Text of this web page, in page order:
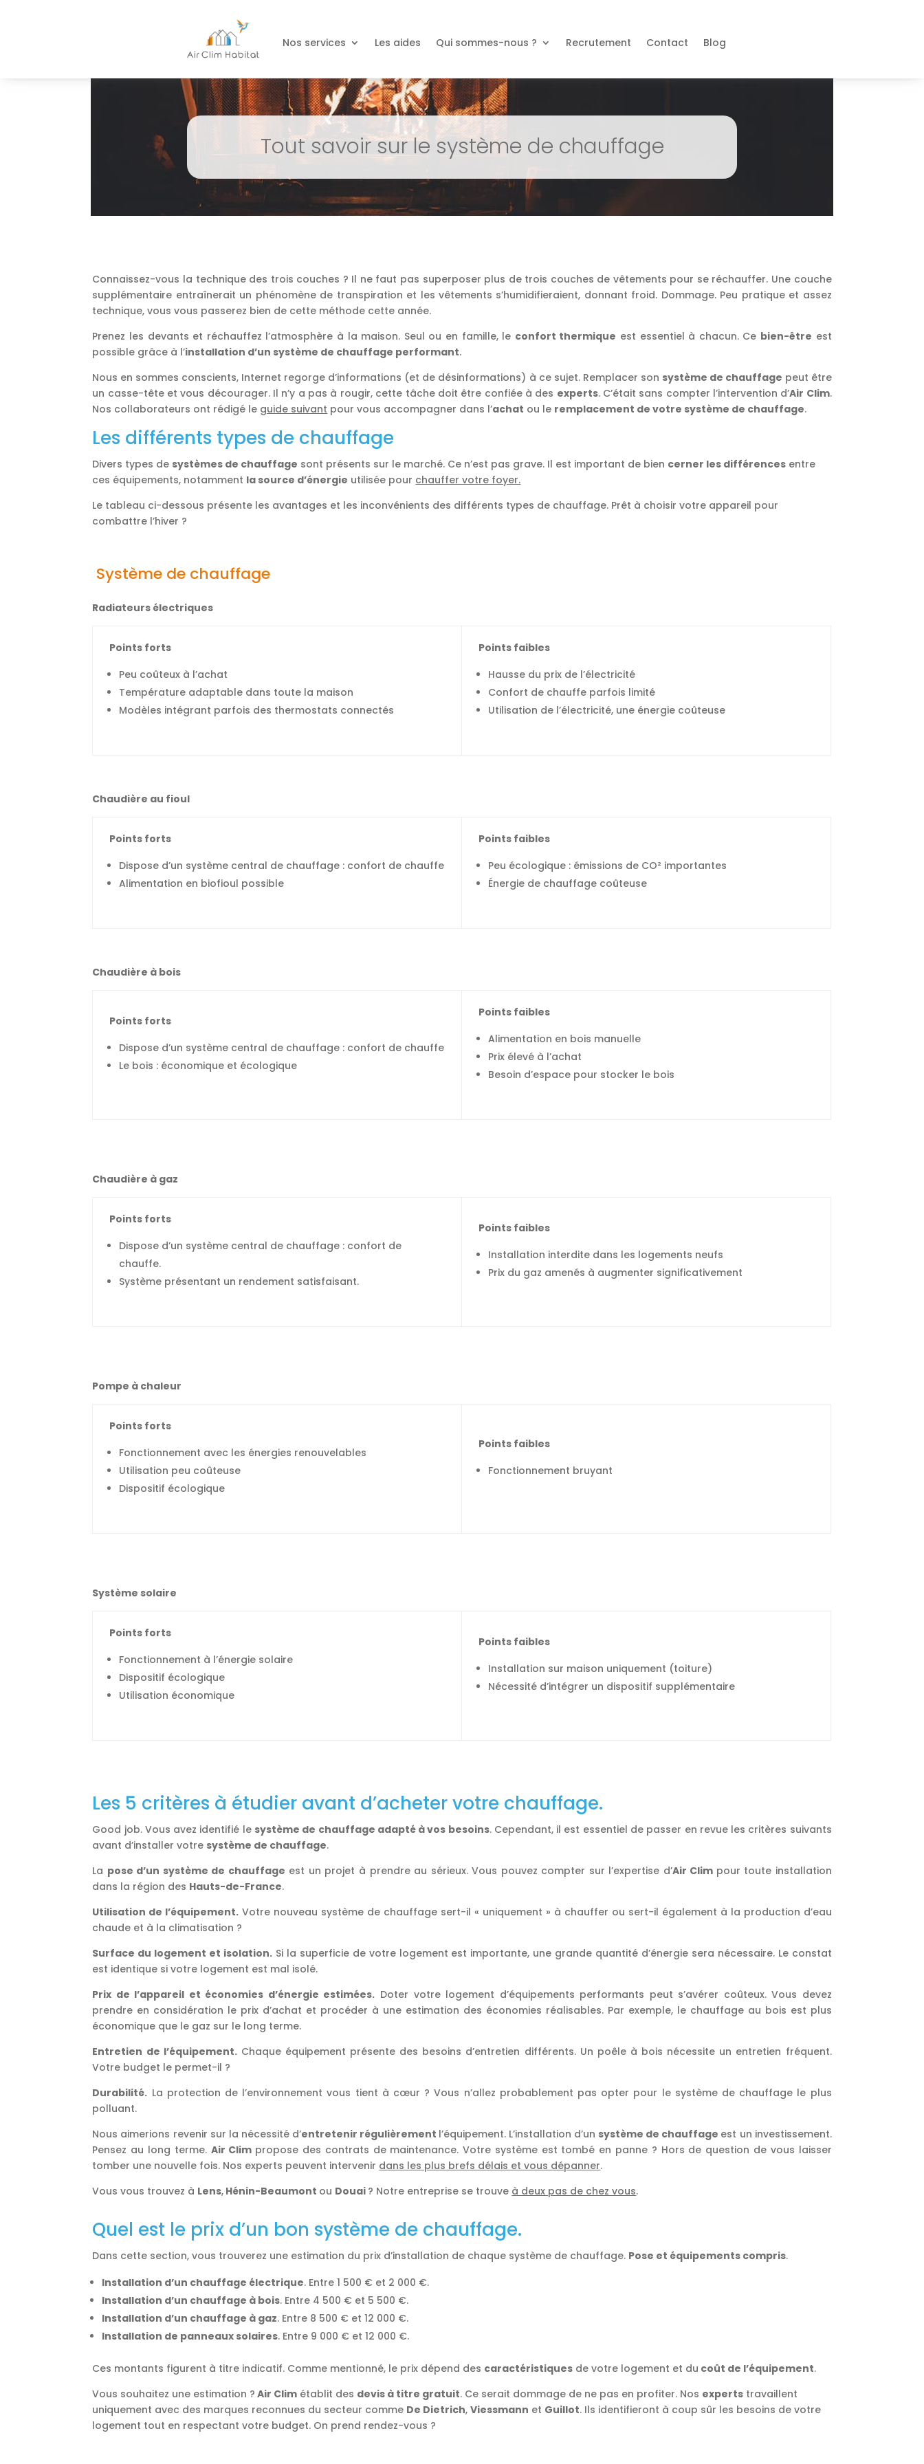
Nos services Les aides Qui sommes-nous ? Recrutement Contact Blog
Tout savoir sur le système de chauffage
Connaissez-vous la technique des trois couches ? Il ne faut pas superposer plus de trois couches de vêtements pour se réchauffer. Une couche
supplémentaire entraînerait un phénomène de transpiration et les vêtements s’humidifieraient, donnant froid. Dommage. Peu pratique et assez
technique, vous vous passerez bien de cette méthode cette année.
Prenez les devants et réchauffez l’atmosphère à la maison. Seul ou en famille, le confort thermique est essentiel à chacun. Ce bien-être est
possible grâce à l’installation d’un système de chauffage performant.
Nous en sommes conscients, Internet regorge d’informations (et de désinformations) à ce sujet. Remplacer son système de chauffage peut être
un casse-tête et vous décourager. Il n’y a pas à rougir, cette tâche doit être confiée à des experts. C’était sans compter l’intervention d’Air Clim.
Nos collaborateurs ont rédigé le guide suivant pour vous accompagner dans l’achat ou le remplacement de votre système de chauffage.
Les différents types de chauffage
Divers types de systèmes de chauffage sont présents sur le marché. Ce n’est pas grave. Il est important de bien cerner les différences entre
ces équipements, notamment la source d’énergie utilisée pour chauffer votre foyer.
Le tableau ci-dessous présente les avantages et les inconvénients des différents types de chauffage. Prêt à choisir votre appareil pour
combattre l’hiver ?
Système de chauffage
Radiateurs électriques
Points forts
Peu coûteux à l’achat
Température adaptable dans toute la maison
Modèles intégrant parfois des thermostats connectés
Points faibles
Hausse du prix de l’électricité
Confort de chauffe parfois limité
Utilisation de l’électricité, une énergie coûteuse
Chaudière au fioul
Points forts
Dispose d’un système central de chauffage : confort de chauffe
Alimentation en biofioul possible
Points faibles
Peu écologique : émissions de CO² importantes
Énergie de chauffage coûteuse
Chaudière à bois
Points forts
Dispose d’un système central de chauffage : confort de chauffe
Le bois : économique et écologique
Points faibles
Alimentation en bois manuelle
Prix élevé à l’achat
Besoin d’espace pour stocker le bois
Chaudière à gaz
Points forts
Dispose d’un système central de chauffage : confort de
chauffe.
Système présentant un rendement satisfaisant.
Points faibles
Installation interdite dans les logements neufs
Prix du gaz amenés à augmenter significativement
Pompe à chaleur
Points forts
Fonctionnement avec les énergies renouvelables
Utilisation peu coûteuse
Dispositif écologique
Points faibles
Fonctionnement bruyant
Système solaire
Points forts
Fonctionnement à l’énergie solaire
Dispositif écologique
Utilisation économique
Points faibles
Installation sur maison uniquement (toiture)
Nécessité d’intégrer un dispositif supplémentaire
Les 5 critères à étudier avant d’acheter votre chauffage.
Good job. Vous avez identifié le système de chauffage adapté à vos besoins. Cependant, il est essentiel de passer en revue les critères suivants
avant d’installer votre système de chauffage.
La pose d’un système de chauffage est un projet à prendre au sérieux. Vous pouvez compter sur l’expertise d’Air Clim pour toute installation
dans la région des Hauts-de-France.
Utilisation de l’équipement. Votre nouveau système de chauffage sert-il « uniquement » à chauffer ou sert-il également à la production d’eau
chaude et à la climatisation ?
Surface du logement et isolation. Si la superficie de votre logement est importante, une grande quantité d’énergie sera nécessaire. Le constat
est identique si votre logement est mal isolé.
Prix de l’appareil et économies d’énergie estimées. Doter votre logement d’équipements performants peut s’avérer coûteux. Vous devez
prendre en considération le prix d’achat et procéder à une estimation des économies réalisables. Par exemple, le chauffage au bois est plus
économique que le gaz sur le long terme.
Entretien de l’équipement.Chaque équipement présente des besoins d’entretien différents. Un poêle à bois nécessite un entretien fréquent.
Votre budget le permet-il ?
Durabilité. La protection de l’environnement vous tient à cœur ? Vous n’allez probablement pas opter pour le système de chauffage le plus
polluant.
Nous aimerions revenir sur la nécessité d’entretenir régulièrement l’équipement. L’installation d’un système de chauffage est un investissement.
Pensez au long terme. Air Clim propose des contrats de maintenance. Votre système est tombé en panne ? Hors de question de vous laisser
tomber une nouvelle fois. Nos experts peuvent intervenir dans les plus brefs délais et vous dépanner.
Vous vous trouvez à Lens, Hénin-Beaumont ou Douai ? Notre entreprise se trouve à deux pas de chez vous.
Quel est le prix d’un bon système de chauffage.
Dans cette section, vous trouverez une estimation du prix d’installation de chaque système de chauffage. Pose et équipements compris.
Installation d’un chauffage électrique. Entre 1 500 € et 2 000 €.
Installation d’un chauffage à bois. Entre 4 500 € et 5 500 €.
Installation d’un chauffage à gaz. Entre 8 500 € et 12 000 €.
Installation de panneaux solaires. Entre 9 000 € et 12 000 €.
Ces montants figurent à titre indicatif. Comme mentionné, le prix dépend des caractéristiques de votre logement et du coût de l’équipement.
Vous souhaitez une estimation ? Air Clim établit des devis à titre gratuit. Ce serait dommage de ne pas en profiter. Nos experts travaillent
uniquement avec des marques reconnues du secteur comme De Dietrich,Viessmann et Guillot. Ils identifieront à coup sûr les besoins de votre
logement tout en respectant votre budget. On prend rendez-vous ?